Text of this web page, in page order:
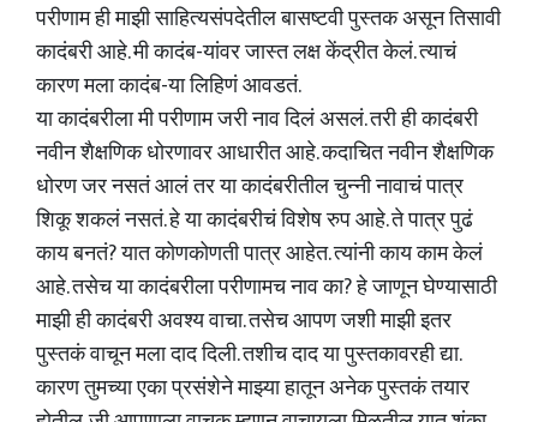
परीणाम ही माझी साहित्यसंपदेतील बासष्टवी पुस्तक असून तिसावी
कादंबरी आहे. मी कादंब-यांवर जास्त लक्ष केंद्रीत केलं. त्याचं
कारण मला कादंब-या लिहिणं आवडतं.
या कादंबरीला मी परीणाम जरी नाव दिलं असलं. तरी ही कादंबरी
नवीन शैक्षणिक धोरणावर आधारीत आहे. कदाचित नवीन शैक्षणिक
धोरण जर नसतं आलं तर या कादंबरीतील चुन्नी नावाचं पात्र
शिकू शकलं नसतं. हे या कादंबरीचं विशेष रुप आहे. ते पात्र पुढं
काय बनतं? यात कोणकोणती पात्र आहेत. त्यांनी काय काम केलं
आहे. तसेच या कादंबरीला परीणामच नाव का? हे जाणून घेण्यासाठी
माझी ही कादंबरी अवश्य वाचा. तसेच आपण जशी माझी इतर
पुस्तकं वाचून मला दाद दिली. तशीच दाद या पुस्तकावरही द्या.
कारण तुमच्या एका प्रसंशेने माझ्या हातून अनेक पुस्तकं तयार